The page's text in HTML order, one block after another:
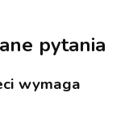
pytania
wymaga